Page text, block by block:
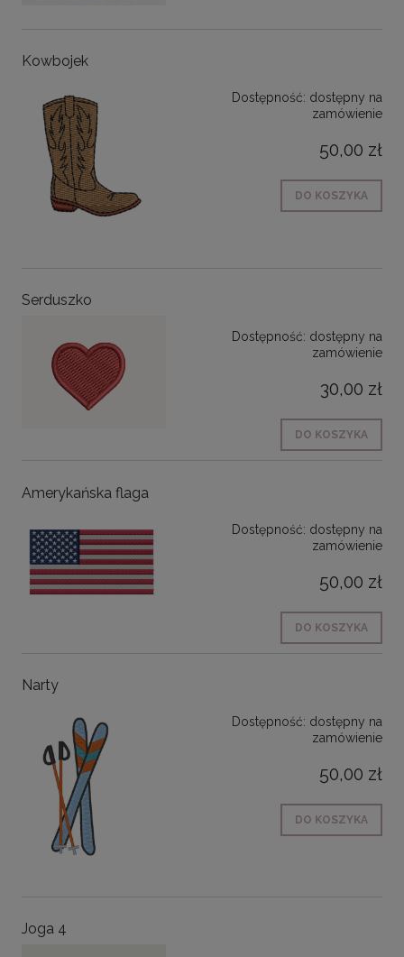
Kowbojek
Dostępność: dostępny na
zamówienie
50,00 zł
DO KOSZYKA
Serduszko
Dostępność: dostępny na
zamówienie
30,00 zł
DO KOSZYKA
Amerykańska flaga
Dostępność: dostępny na
zamówienie
50,00 zł
DO KOSZYKA
Narty
Dostępność: dostępny na
zamówienie
50,00 zł
DO KOSZYKA
Joga 4